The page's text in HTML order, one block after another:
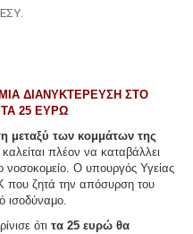
ΔΙΑΝΥΚΤΕΡΕΥΣΗ ΣΤΟ
25 ΕΥΡΩ
μεταξύ των κομμάτων της
πλέον να καταβάλλει
νοσοκομείο. Ο υπουργός Υγείας
που ζητά την απόσυρση του
ισοδύναμο.
ότι τα 25 ευρώ θα